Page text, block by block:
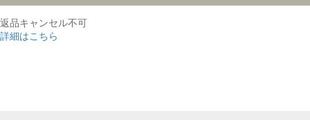
返品キャンセル不可
詳細はこちら